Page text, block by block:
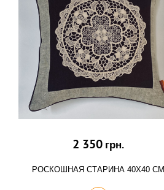
2 350 грн.
РОСКОШНАЯ СТАРИНА 40Х40 СМ